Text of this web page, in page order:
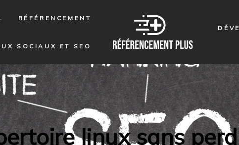
RÉFÉRENCEMENT
SOCIAUX ET SEO
linux sans